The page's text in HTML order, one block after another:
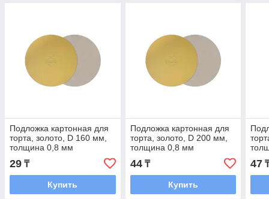
Подложка картонная для
торта, золото, D 160 мм,
толщина 0,8 мм
29 ₸
Купить
Подложка картонная для
торта, золото, D 200 мм,
толщина 0,8 мм
44₸
Купить
47